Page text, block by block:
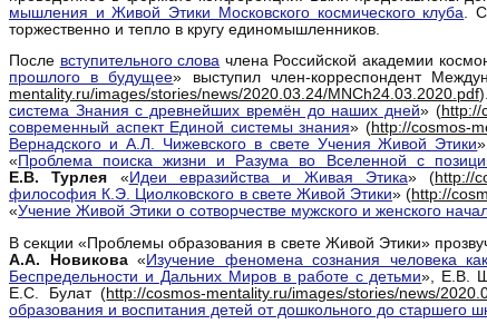
мышления и Живой Этики Московского космического клуба .
торжественно и тепло в кругу единомышленников.
После вступительного слова члена Российской академии
прошлого в будущее» выступил член-корреспондент
mentality.ru/images/stories/news/2020.03.24/MNCh24.03.2020.pdf
система Знания с древнейших времён до наших дней» (http://
современный аспект Единой системы знания» (http://cosmos-
Вернадского и А.Л. Чижевского в свете Учения Живой Этики
« Проблема поиска жизни и Разума во Вселенной с
Е.В. Турлея « Идеи евразийства и Живая Этика» (http://
философия К.Э. Циолковского в свете Живой Этики» (http://
«Учение Живой Этики о сотворчестве мужского и женского
В секции «Проблемы образования в свете Живой Этики»
А.А. Новикова« Изучение феномена сознания человека
Беспредельности и Дальних Миров в работе с детьми», Е.В.
Е.С. Булат (http://cosmos-mentality.ru/images/stories/news/
образования и воспитания детей от дошкольного до старшего